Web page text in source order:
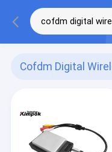
Cofdm Digital